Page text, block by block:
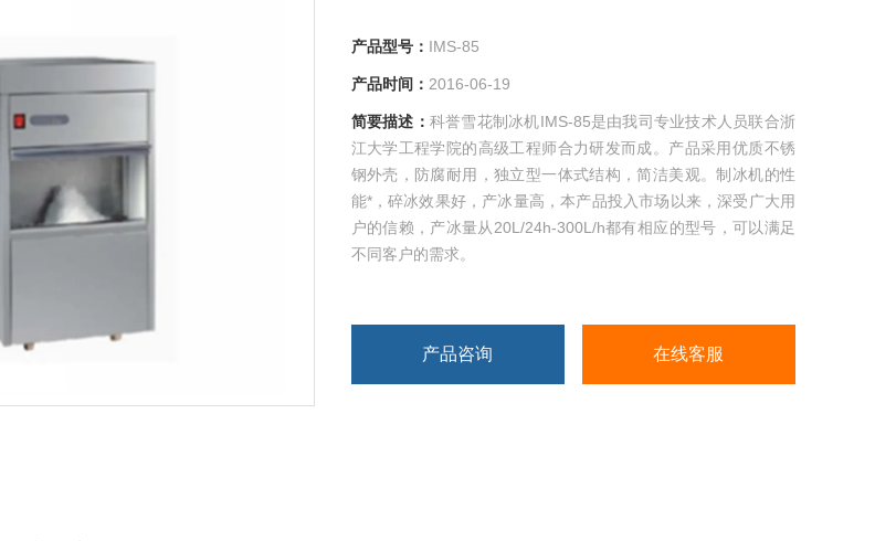
产品型号： IMS-85
产品时间： 2016-06-19
简要描述： 科誉雪花制冰机IMS-85是由我司专业技术人员联合浙
江大学工程学院的高级工程师合力研发而成。产品采用优质不锈
钢外壳，防腐耐用，独立型一体式结构，简洁美观。制冰机的性
能*，碎冰效果好，产冰量高，本产品投入市场以来，深受广大用
户的信赖，产冰量从20L/24h-300L/h都有相应的型号，可以满足
不同客户的需求。
产品咨询 在线客服